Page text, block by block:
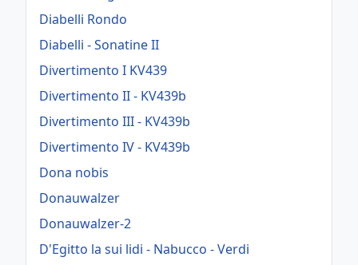
Diabelli Rondo
Diabelli - Sonatine II
Divertimento I KV439
Divertimento II - KV439b
Divertimento III - KV439b
Divertimento IV - KV439b
Dona nobis
Donauwalzer
Donauwalzer-2
D'Egitto la sui lidi - Nabucco - Verdi